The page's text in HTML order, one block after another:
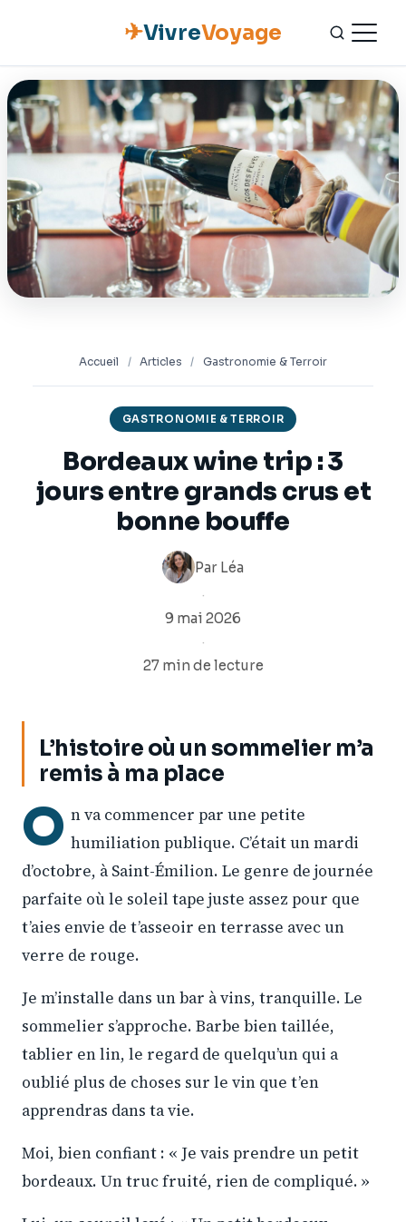
✈VivreVoyage
ACCUEIL
ESCAPADES
NATURE
GASTRONOMIE
CULTURE
Accueil / Articles / Gastronomie & Terroir
GASTRONOMIE & TERROIR
Bordeaux wine trip : 3
jours entre grands crus et
bonne bouffe
Par Léa
·
9 mai 2026
·
27 min de lecture
L’histoire où un sommelier m’a
remis à ma place
O n va commencer par une petite
humiliation publique. C’était un mardi
d’octobre, à Saint-Émilion. Le genre de journée
parfaite où le soleil tape juste assez pour que
t’aies envie de t’asseoir en terrasse avec un
verre de rouge.
Je m’installe dans un bar à vins, tranquille. Le
sommelier s’approche. Barbe bien taillée,
tablier en lin, le regard de quelqu’un qui a
oublié plus de choses sur le vin que t’en
apprendras dans ta vie.
Moi, bien confiant : « Je vais prendre un petit
bordeaux. Un truc fruité, rien de compliqué. »